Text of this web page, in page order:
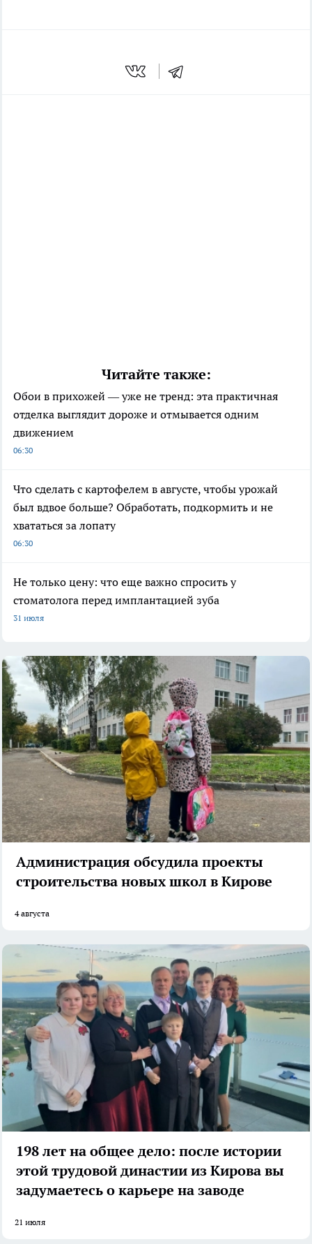
Читайте также:
Обои в прихожей — уже не тренд: эта практичная
отделка выглядит дороже и отмывается одним
движением
06:30
Что сделать с картофелем в августе, чтобы урожай
был вдвое больше? Обработать, подкормить и не
хвататься за лопату
06:30
Не только цену: что еще важно спросить у
стоматолога перед имплантацией зуба
31 июля
Администрация обсудила проекты
строительства новых школ в Кирове
4 августа
198 лет на общее дело: после истории
этой трудовой династии из Кирова вы
задумаетесь о карьере на заводе
21 июля